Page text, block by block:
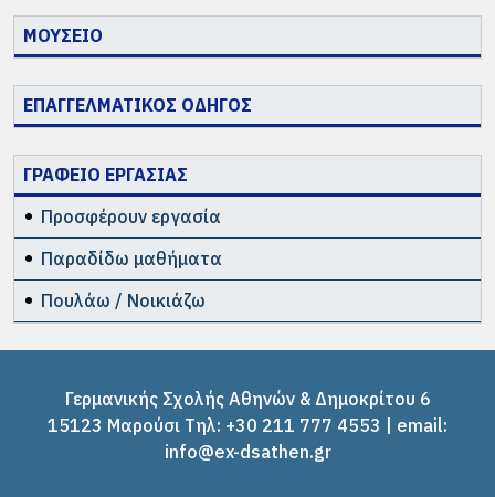
ΜΟΥΣΕΙΟ
ΕΠΑΓΓΕΛΜΑΤΙΚΟΣ ΟΔΗΓΟΣ
ΓΡΑΦΕΙΟ ΕΡΓΑΣΙΑΣ
Προσφέρουν εργασία
Παραδίδω μαθήματα
Πουλάω / Νοικιάζω
Γερμανικής Σχολής Αθηνών & Δημοκρίτου 6
15123 Μαρούσι Tηλ: +30 211 777 4553 | email:
info@ex-dsathen.gr